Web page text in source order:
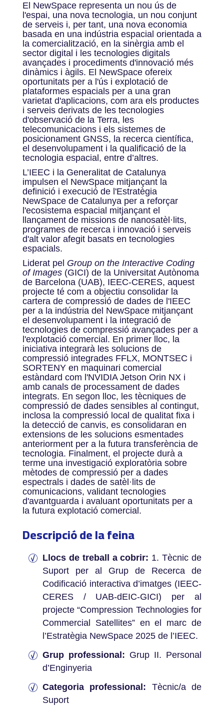
El NewSpace representa un nou ús de
l'espai, una nova tecnologia, un nou conjunt
de serveis i, per tant, una nova economia
basada en una indústria espacial orientada a
la comercialització, en la sinèrgia amb el
sector digital i les tecnologies digitals
avançades i procediments d'innovació més
dinàmics i àgils. El NewSpace ofereix
oportunitats per a l'ús i explotació de
plataformes espacials per a una gran
varietat d'aplicacions, com ara els productes
i serveis derivats de les tecnologies
d'observació de la Terra, les
telecomunicacions i els sistemes de
posicionament GNSS, la recerca científica,
el desenvolupament i la qualificació de la
tecnologia espacial, entre d’altres.
L’IEEC i la Generalitat de Catalunya
impulsen el NewSpace mitjançant la
definició i execució de l'Estratègia
NewSpace de Catalunya per a reforçar
l'ecosistema espacial mitjançant el
llançament de missions de nanosatèl·lits,
programes de recerca i innovació i serveis
d'alt valor afegit basats en tecnologies
espacials.
Liderat pel Group on the Interactive Coding
of Images(GICI) de la Universitat Autònoma
de Barcelona (UAB), IEEC-CERES, aquest
projecte té com a objectiu consolidar la
cartera de compressió de dades de l'IEEC
per a la indústria del NewSpace mitjançant
el desenvolupament i la integració de
tecnologies de compressió avançades per a
l'explotació comercial. En primer lloc, la
iniciativa integrarà les solucions de
compressió integrades FFLX, MONTSEC i
SORTENY en maquinari comercial
estàndard com l'NVIDIA Jetson Orin NX i
amb canals de processament de dades
integrats. En segon lloc, les tècniques de
compressió de dades sensibles al contingut,
inclosa la compressió local de qualitat fixa i
la detecció de canvis, es consolidaran en
extensions de les solucions esmentades
anteriorment per a la futura transferència de
tecnologia. Finalment, el projecte durà a
terme una investigació exploratòria sobre
mètodes de compressió per a dades
espectrals i dades de satèl·lits de
comunicacions, validant tecnologies
d'avantguarda i avaluant oportunitats per a
la futura explotació comercial.
Descripció de la feina
Llocs de treball a cobrir: 1. Tècnic de
Suport per al Grup de Recerca de
Codificació interactiva d’imatges (IEEC-
CERES / UAB-dEIC-GICI) per al
projecte “Compression Technologies for
Commercial Satellites” en el marc de
l’Estratègia NewSpace 2025 de l’IEEC.
Grup professional: Grup II. Personal
d’Enginyeria
Categoria professional: Tècnic/a de
Suport